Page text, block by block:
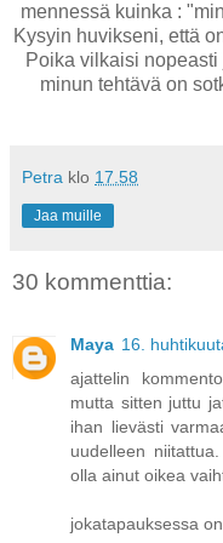
mennessä kuinka :
Kysyin huvikseni, että
Poika vilkaisi
minun tehtävä on
Petra klo 17.58
Jaa muille
30 kommenttia:
Maya 16.
ajattelin
mutta sitten juttu
ihan lievästi
uudelleen
olla ainut oikea
jokatapauksessa